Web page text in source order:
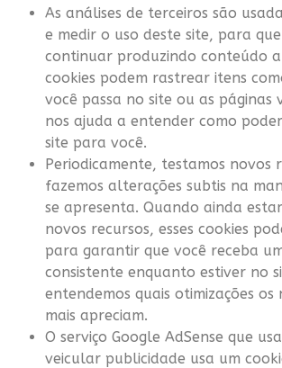
As análises de terceiros são
e medir o uso deste site, para
continuar produzindo conteúdo
cookies podem rastrear itens
você passa no site ou as páginas
nos ajuda a entender como
site para você.
Periodicamente, testamos novos
fazemos alterações subtis na
se apresenta. Quando ainda
novos recursos, esses cookies
para garantir que você receba
consistente enquanto estiver no
entendemos quais otimizações os
mais apreciam.
O serviço Google AdSense que
veicular publicidade usa um